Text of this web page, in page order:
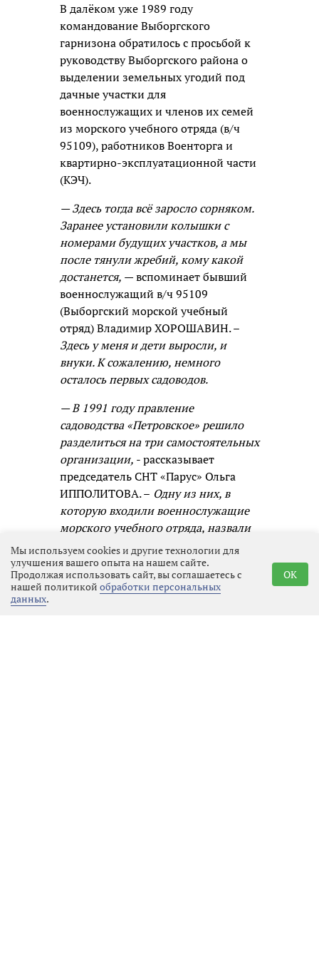
В далёком уже 1989 году
командование Выборгского
гарнизона обратилось с просьбой к
руководству Выборгского района о
выделении земельных угодий под
дачные участки для
военнослужащих и членов их семей
из морского учебного отряда (в/ч
95109), работников Военторга и
квартирно-эксплуатационной части
(КЭЧ).
— Здесь тогда всё заросло сорняком.
Заранее установили колышки с
номерами будущих участков, а мы
после тянули жребий, кому какой
достанется, — вспоминает бывший
военнослужащий в/ч 95109
(Выборгский морской учебный
отряд) Владимир ХОРОШАВИН. –
Здесь у меня и дети выросли, и
внуки. К сожалению, немного
осталось первых садоводов.
— В 1991 году правление
садоводства «Петровское» решило
разделиться на три самостоятельных
организации, - рассказывает
председатель СНТ «Парус» Ольга
ИППОЛИТОВА. – Одну из них, в
которую входили военнослужащие
морского учебного отряда, назвали
«Парус». Понятно почему, ведь
моряки ассоциируются с
романтикой, водными просторами,
кораблями. Ветер наполняет паруса
Мы используем cookies и другие технологии для
улучшения вашего опыта на нашем сайте.
Продолжая использовать сайт, вы соглашаетесь с
нашей политикой обработки персональных
данных.
OK